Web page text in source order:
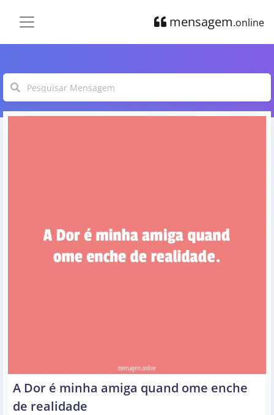
mensagem.online
A Dor é minha amiga quand ome enche
de realidade